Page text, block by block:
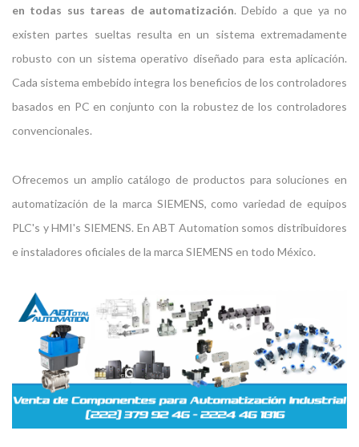
en todas sus tareas de automatización. Debido a que ya no
existen partes sueltas resulta en un sistema extremadamente
robusto con un sistema operativo diseñado para esta aplicación.
Cada sistema embebido integra los beneficios de los controladores
basados en PC en conjunto con la robustez de los controladores
convencionales.
Ofrecemos un amplio catálogo de productos para soluciones en
automatización de la marca SIEMENS, como variedad de equipos
PLC's y HMI's SIEMENS. En ABT Automation somos distribuidores
e instaladores oficiales de la marca SIEMENS en todo México.